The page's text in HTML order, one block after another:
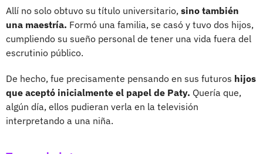
Allí no solo obtuvo su título universitario, sino también
una maestría. Formó una familia, se casó y tuvo dos hijos,
cumpliendo su sueño personal de tener una vida fuera del
escrutinio público.
De hecho, fue precisamente pensando en sus futuros hijos
que aceptó inicialmente el papel de Paty. Quería que,
algún día, ellos pudieran verla en la televisión
interpretando a una niña.